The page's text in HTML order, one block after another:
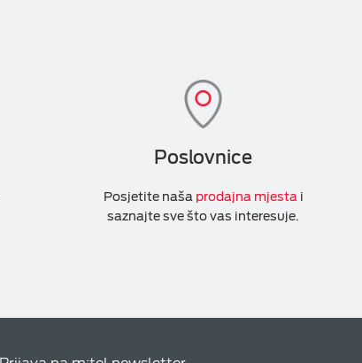
Poslovnice
Posjetite naša prodajna mjesta i
saznajte sve što vas interesuje.